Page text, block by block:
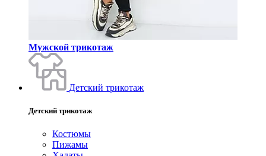
Мужской трикотаж
Детский трикотаж
Детский трикотаж
Костюмы
Пижамы